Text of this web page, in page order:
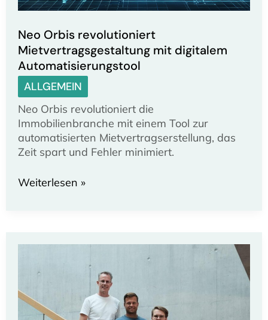
Neo Orbis revolutioniert
Mietvertragsgestaltung mit digitalem
Automatisierungstool
ALLGEMEIN
Neo Orbis revolutioniert die
Immobilienbranche mit einem Tool zur
automatisierten Mietvertragserstellung, das
Zeit spart und Fehler minimiert.
Neo
Automatisierungstool
Weiterlesen »